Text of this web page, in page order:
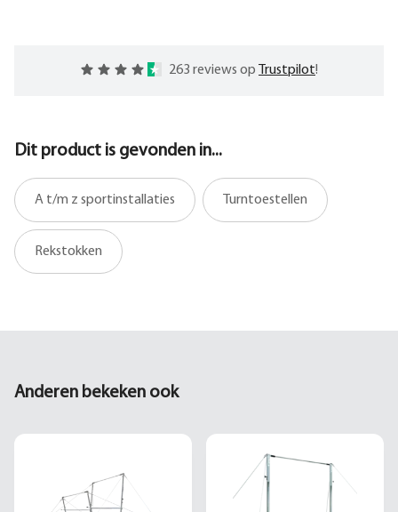
263 reviews op Trustpilot!
Dit product is gevonden in...
A t/m z sportinstallaties Turntoestellen
Rekstokken
Anderen bekeken ook